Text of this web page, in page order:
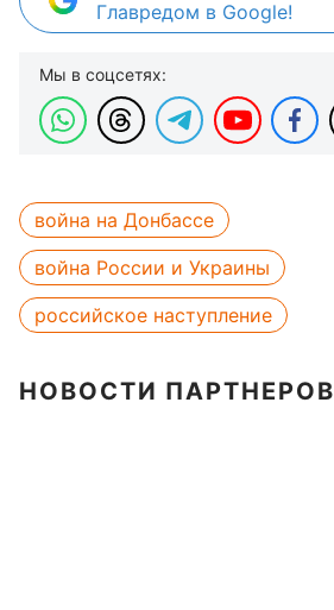
Главредом в Google!
Мы в соцсетях:
война на Донбассе
война России и Украины
российское наступление
НОВОСТИ ПАРТНЕРОВ